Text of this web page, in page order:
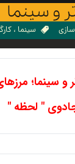
و سینما
سینما ،
و سینما؛
" لحظه "